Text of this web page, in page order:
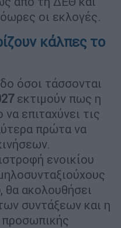
οι εκλογές.
κάλπες το
όσοι τάσσονται
εκτιμούν πως η
επιταχύνει τις
πρώτα να
ενοικίου
, θα ακολουθήσει
συντάξεων και η
προσωπικής